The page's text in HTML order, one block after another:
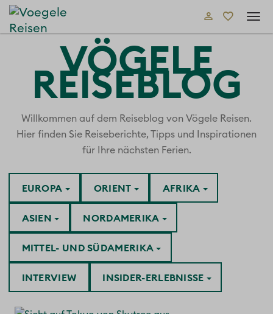
VÖGELE
REISEBLOG
Willkommen auf dem Reiseblog von Vögele Reisen.
Hier finden Sie Reiseberichte, Tipps und Inspirationen
für Ihre nächsten Ferien.
AFRIKA
ASIEN
EUROPA
INSIDER-ERLEBNISSE
INTERVIEW
MITTEL- UND SÜDAMERIKA
NORDAMERIKA
ORIENT